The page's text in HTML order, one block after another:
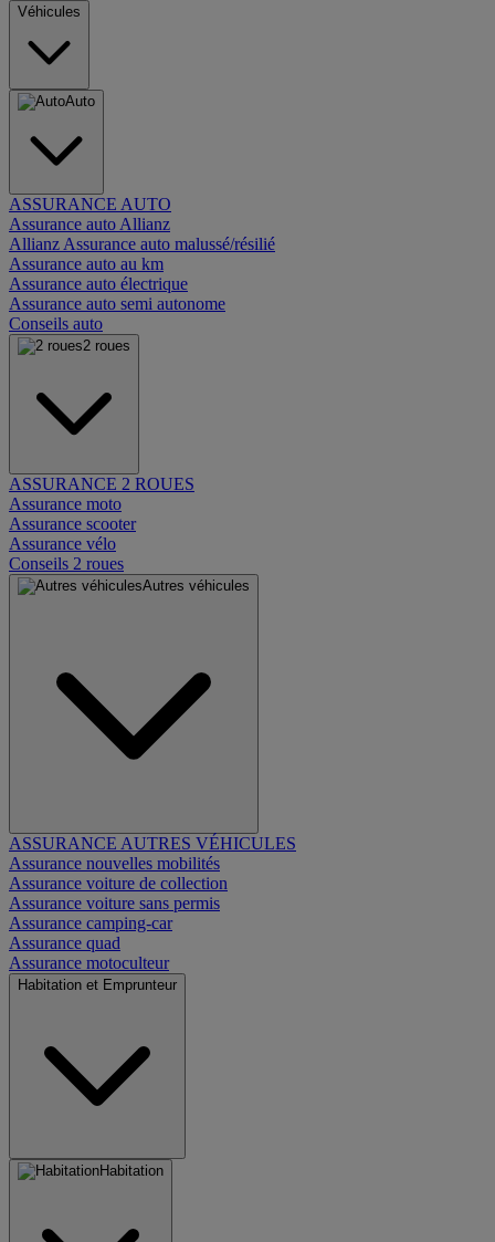
Véhicules
Auto
ASSURANCE AUTO
Assurance auto Allianz
Allianz Assurance auto malussé/résilié
Assurance auto au km
Assurance auto électrique
Assurance auto semi autonome
Conseils auto
2 roues
ASSURANCE 2 ROUES
Assurance moto
Assurance scooter
Assurance vélo
Conseils 2 roues
Autres véhicules
ASSURANCE AUTRES VÉHICULES
Assurance nouvelles mobilités
Assurance voiture de collection
Assurance voiture sans permis
Assurance camping-car
Assurance quad
Assurance motoculteur
Habitation et Emprunteur
Habitation